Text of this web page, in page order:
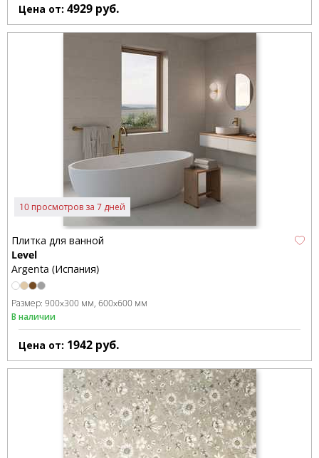
Цена от: 4929 руб.
10 просмотров за 7 дней
Плитка для ванной
Level
Argenta (Испания)
Размер: 900x300 мм 600x600 мм
В наличии
Цена от: 1942 руб.